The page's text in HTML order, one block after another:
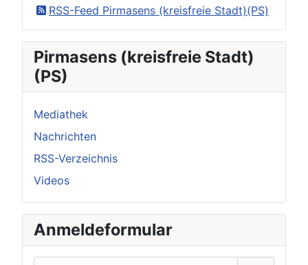
RSS-Feed Pirmasens (kreisfreie Stadt)(PS)
Pirmasens (kreisfreie Stadt)
(PS)
Mediathek
Nachrichten
RSS-Verzeichnis
Videos
Anmeldeformular